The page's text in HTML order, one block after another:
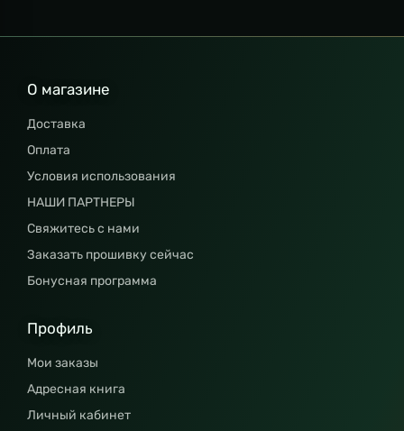
О магазине
Доставка
Оплата
Условия использования
НАШИ ПАРТНЕРЫ
Свяжитесь с нами
Заказать прошивку сейчас
Бонусная программа
Профиль
Мои заказы
Адресная книга
Личный кабинет